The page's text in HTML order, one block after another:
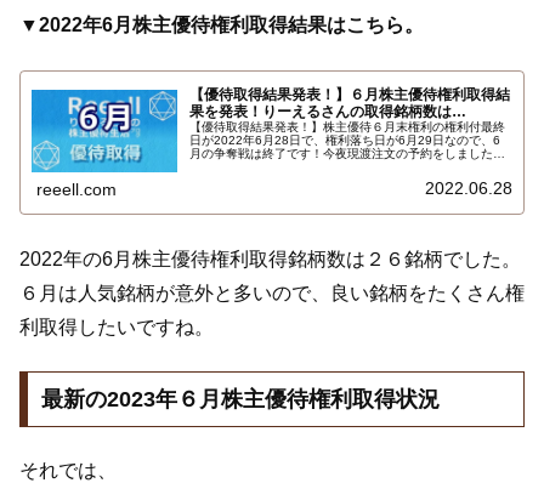
▼2022年6月株主優待権利取得結果はこちら。
【優待取得結果発表！】６月株主優待権利取得結
果を発表！りーえるさんの取得銘柄数は…
【優待取得結果発表！】株主優待６月末権利の権利付最終
日が2022年6月28日で、権利落ち日が6月29日なので、6
月の争奪戦は終了です！今夜現渡注文の予約をしました。
証券会社は多い順でＳＭＢＣ日興証券、ＧＭＯクリック証
券、ａｕカブコム証券、ＳＢＩ証券でした。結果はこち
reeell.com 2022.06.28
2022年の6月株主優待権利取得銘柄数は２６銘柄でした。
６月は人気銘柄が意外と多いので、良い銘柄をたくさん権
利取得したいですね。
最新の2023年６月株主優待権利取得状況
それでは、